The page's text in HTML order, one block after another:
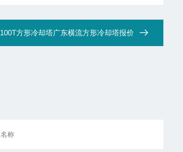
100T方形冷却塔广东横流方形冷却塔报价